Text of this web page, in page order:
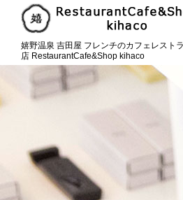
嬉野温泉 吉田屋 フレンチのカフェレスト
店 RestaurantCafe&Shop kihaco